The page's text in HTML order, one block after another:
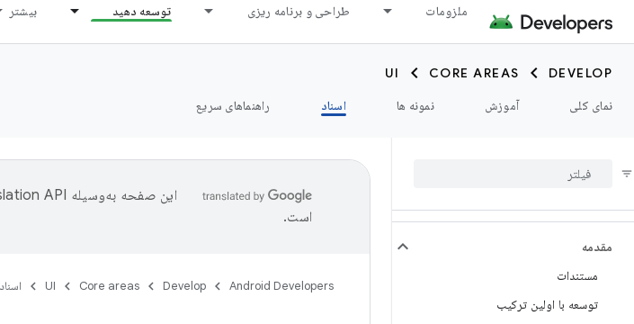
ملزومات طراحی و برنامه ریزی توسعه دهید بیشتر
DEVELOP
CORE AREAS
UI
نمای کلی
آموزش نمونه ها اسناد راهنماهای سریع
مقدمه
مستندات
توسعه با اولین ترکیب
این صفحه به‌وسیله
است.
Android Developers
Develop
Core areas
UI اسناد